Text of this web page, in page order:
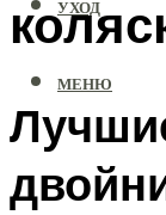
УХОД
МЕНЮ